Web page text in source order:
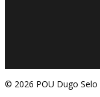
© 2026 POU Dugo Selo